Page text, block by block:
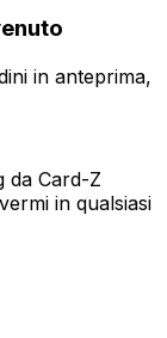
in anteprima,
da Card-Z
in qualsiasi